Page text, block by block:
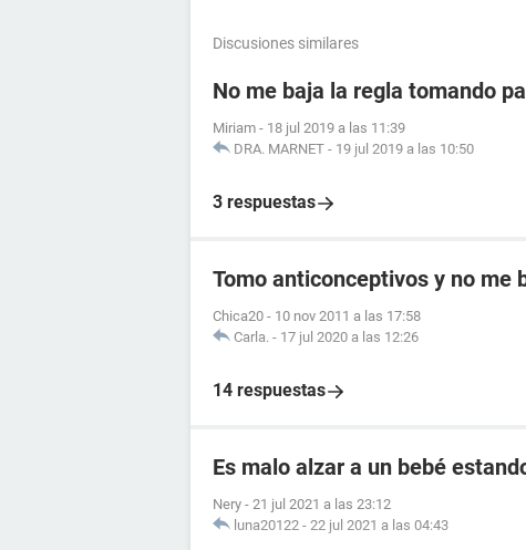
Discusiones similares
No me baja la regla tomando
Miriam - 18 jul 2019 a las 11:39
DRA. MARNET - 19 jul 2019 a las 10:50
3 respuestas
Tomo anticonceptivos y no me
Chica20 - 10 nov 2011 a las 17:58
Carla. - 17 jul 2020 a las 12:26
14 respuestas
Es malo alzar a un bebé
Nery - 21 jul 2021 a las 23:12
luna20122 - 22 jul 2021 a las 04:43